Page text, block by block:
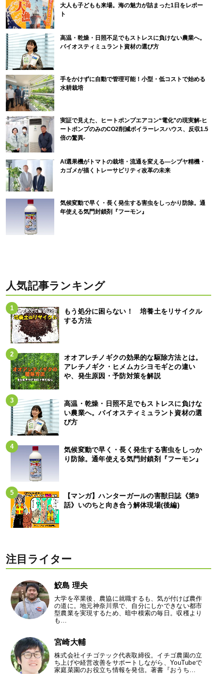
大人も子どもも来場。海の魅力が詰まった1日をレポー
ト
高温・乾燥・日照不足でもストレスに負けない農業へ。
バイオスティミュラント資材の選び方
手をかけずに自動で管理可能！小型・低コストで始める
水耕栽培
実証で見えた、ヒートポンプエアコン“電化”の現実解-ヒ
ートポンプのみのCO2削減ボイラーレスハウス、反収1.5
倍の驚異-
AI選果機がトマトの栽培・流通を変える―シブヤ精機・
カゴメが描くトレーサビリティ改革の未来
気候変動で早く・長く発生する害虫をしっかり防除。通
年使える気門封鎖剤『フーモン』
人気記事ランキング
もう処分に困らない！ 培養土をリサイクル
する方法
オオアレチノギクの効果的な駆除方法とは。
アレチノギク・ヒメムカシヨモギとの違い
や、発生原因・予防対策を解説
高温・乾燥・日照不足でもストレスに負けな
い農業へ。バイオスティミュラント資材の選
び方
気候変動で早く・長く発生する害虫をしっか
り防除。通年使える気門封鎖剤『フーモン』
【マンガ】ハンターガールの害獣日誌《第9
話》いのちと向き合う解体現場(後編)
注目ライター
鮫島 理央
大学を卒業後、農協に就職するも、気が付けば農作
の道に。地元神奈川県で、自分にしかできない都市
型農業を実現するため、暗中模索の毎日。収穫より
も…
宮崎大輔
株式会社イチゴテック代表取締役。イチゴ農園の立
ち上げや経営改善をサポートしながら、YouTubeで
家庭菜園のお役立ち情報を発信。著書『おうち…